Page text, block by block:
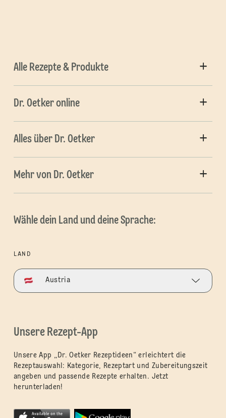
Alle Rezepte & Produkte
Dr. Oetker online
Alles über Dr. Oetker
Mehr von Dr. Oetker
Wähle dein Land und deine Sprache:
LAND
Austria
Unsere Rezept-App
Unsere App „Dr. Oetker Rezeptideen“ erleichtert die
Rezeptauswahl: Kategorie, Rezeptart und Zubereitungszeit
angeben und passende Rezepte erhalten. Jetzt
herunterladen!